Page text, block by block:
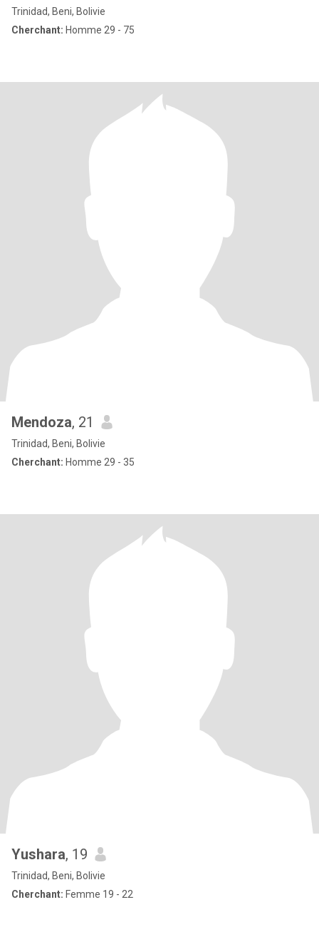
Trinidad, Beni, Bolivie
Cherchant: Homme 29 - 75
Mendoza, 21
Trinidad, Beni, Bolivie
Cherchant: Homme 29 - 35
Yushara, 19
Trinidad, Beni, Bolivie
Cherchant: Femme 19 - 22